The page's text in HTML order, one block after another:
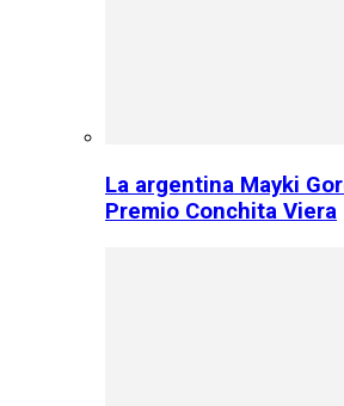
La argentina Mayki
Premio Conchita Viera